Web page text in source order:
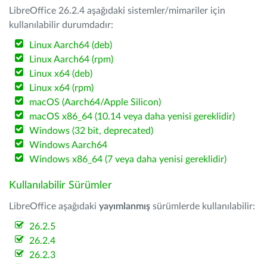
LibreOffice 26.2.4 aşağıdaki sistemler/mimariler için
kullanılabilir durumdadır:
Linux Aarch64 (deb)
Linux Aarch64 (rpm)
Linux x64 (deb)
Linux x64 (rpm)
macOS (Aarch64/Apple Silicon)
macOS x86_64 (10.14 veya daha yenisi gereklidir)
Windows (32 bit, deprecated)
Windows Aarch64
Windows x86_64 (7 veya daha yenisi gereklidir)
Kullanılabilir Sürümler
LibreOffice aşağıdaki yayımlanmış sürümlerde kullanılabilir:
26.2.5
26.2.4
26.2.3